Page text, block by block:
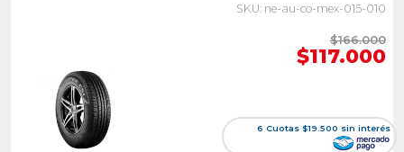
SKU: ne-au-co-mex-015-010
$166.000
$117.000
6 Cuotas $19.500 sin interés